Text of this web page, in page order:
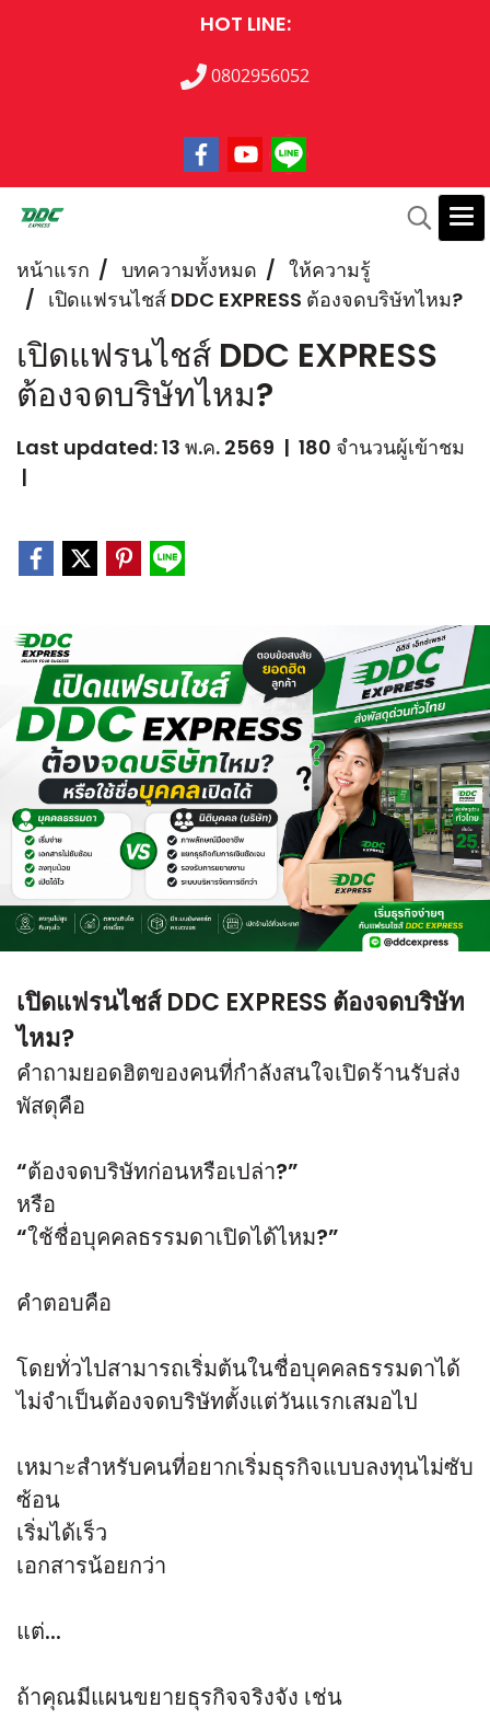
HOT LINE:
0802956052
หน้าแรก บทความทั้งหมด
ให้ความรู้
เปิดแฟรนไชส์ DDC EXPRESS ต้องจดบริษัทไหม?
เปิดแฟรนไชส์ DDC EXPRESS
ต้องจดบริษัทไหม?
Last updated: 13 พ.ค. 2569 | 180 จำนวนผู้เข้าชม
|
เปิดแฟรนไชส์ DDC EXPRESS ต้องจดบริษัท
ไหม?
คำถามยอดฮิตของคนที่กำลังสนใจเปิดร้านรับส่ง
พัสดุคือ
“ต้องจดบริษัทก่อนหรือเปล่า?”
หรือ
“ใช้ชื่อบุคคลธรรมดาเปิดได้ไหม?”
คำตอบคือ
โดยทั่วไปสามารถเริ่มต้นในชื่อบุคคลธรรมดาได้
ไม่จำเป็นต้องจดบริษัทตั้งแต่วันแรกเสมอไป
เหมาะสำหรับคนที่อยากเริ่มธุรกิจแบบลงทุนไม่ซับ
ซ้อน
เริ่มได้เร็ว
เอกสารน้อยกว่า
แต่...
ถ้าคุณมีแผนขยายธุรกิจจริงจัง เช่น